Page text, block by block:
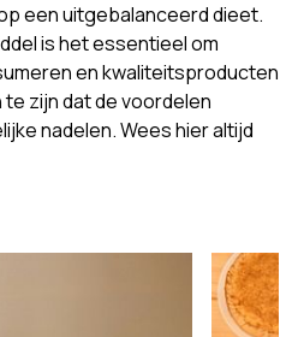
een uitgebalanceerd dieet.
is het essentieel om
en kwaliteitsproducten
zijn dat de voordelen
nadelen. Wees hier altijd